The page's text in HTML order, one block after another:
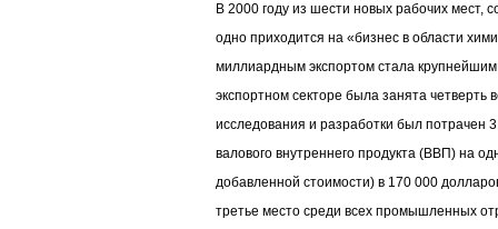
В 2000 году из шести новых рабочих мест,
одно приходится на «бизнес в области
миллиардным экспортом стала
экспортном секторе была занята
исследования и разработки был потрачен
валового внутреннего продукта (ВВП) на
добавленной стоимости) в 170 000
третье место среди всех промышленных